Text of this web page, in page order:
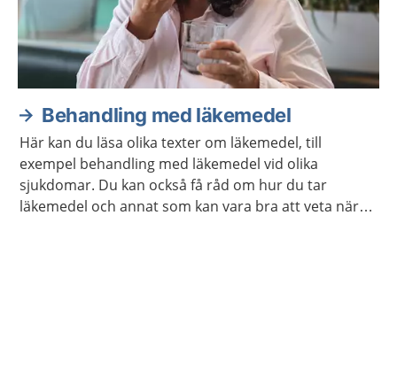
Behandling med läkemedel
Här kan du läsa olika texter om läkemedel, till
exempel behandling med läkemedel vid olika
sjukdomar. Du kan också få råd om hur du tar
läkemedel och annat som kan vara bra att veta när